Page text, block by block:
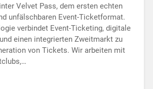
Velvet Pass, dem ersten echten
unfälschbaren Event-Ticketformat.
verbindet Event-Ticketing, digitale
einen integrierten Zweitmarkt zu
von Tickets. Wir arbeiten mit